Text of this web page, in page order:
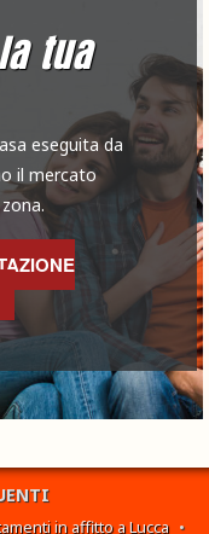
tua
eseguita da
il mercato
in affitto a Lucca •